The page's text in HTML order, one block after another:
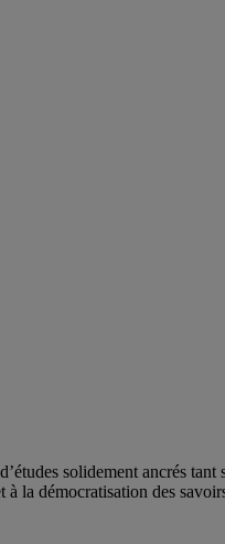
solidement ancrés
la démocratisation des